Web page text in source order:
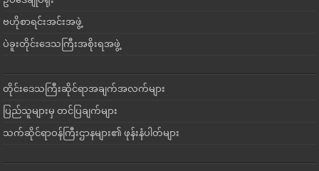
ဗဟိုစာရင်းအင်းအဖွဲ့
ပဲခူးတိုင်းဒေသကြီးအစိုးရအဖွဲ့
တိုင်းဒေသကြီးဆိုင်ရာအချက်အလက်များ
ပြည်သူများမှ တင်ပြချက်များ
သက်ဆိုင်ရာဝန်ကြီးဌာနများ၏ ဖုန်းနံပါတ်များ